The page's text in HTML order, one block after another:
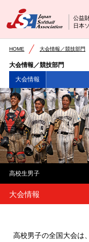
公益
日本
HOME 大会情報／競技部門
大会情報／競技部門
大会情報
高校生男子
大会情報
高校男子の全国大会は